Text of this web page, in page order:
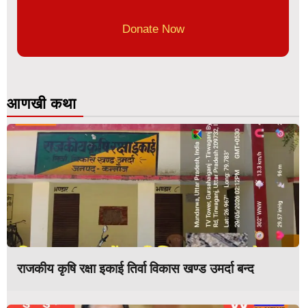
Donate Now
आणखी कथा
राजकीय कृषि रक्षा इकाई तिर्वा विकास खण्ड उमर्दा बन्द